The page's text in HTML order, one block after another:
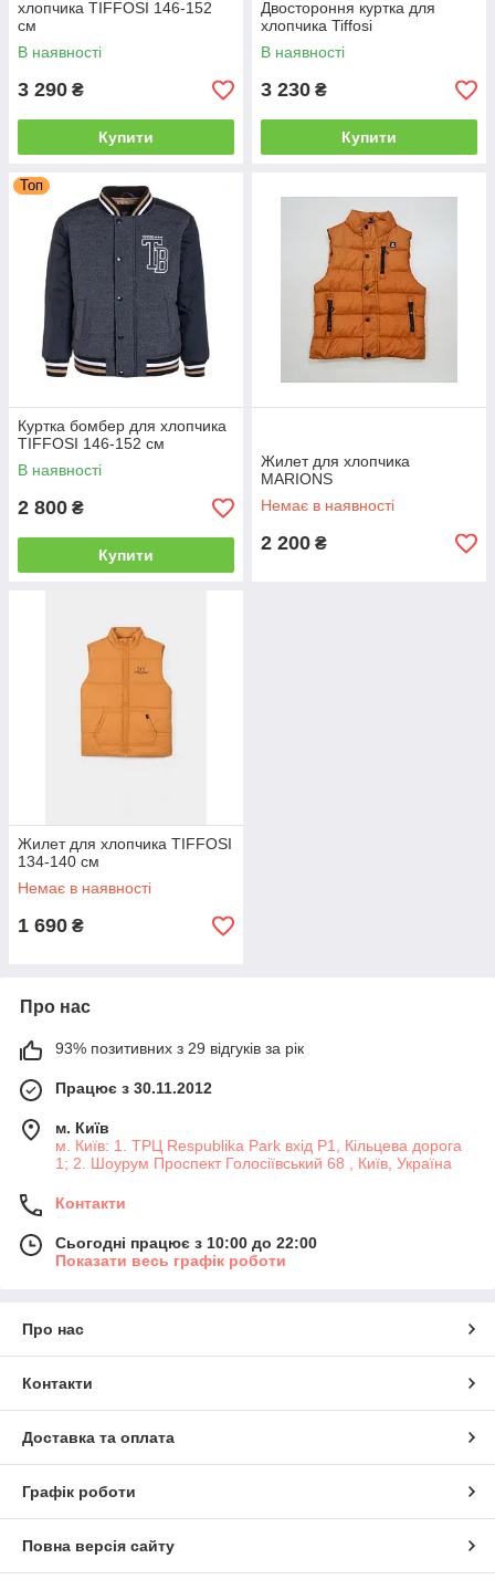
хлопчика TIFFOSI 146-152
см
В наявності
3 290 ₴
Купити
Двостороння куртка для
хлопчика Tiffosi
В наявності
3 230 ₴
Купити
Топ
Куртка бомбер для хлопчика
TIFFOSI 146-152 см
В наявності
2 800 ₴
Купити
Жилет для хлопчика
MARIONS
Немає в наявності
2 200 ₴
Жилет для хлопчика TIFFOSI
134-140 см
Немає в наявності
1 690 ₴
Про нас
93% позитивних з 29 відгуків за рік
Працює з 30.11.2012
м. Київ
м. Київ: 1. ТРЦ Respublika Park вхід P1, Кільцева дорога
1; 2. Шоурум Проспект Голосіївський 68 , Київ, Україна
Контакти
Сьогодні працює з 10:00 до 22:00
Показати весь графік роботи
Про нас
Контакти
Доставка та оплата
Графік роботи
Повна версія сайту